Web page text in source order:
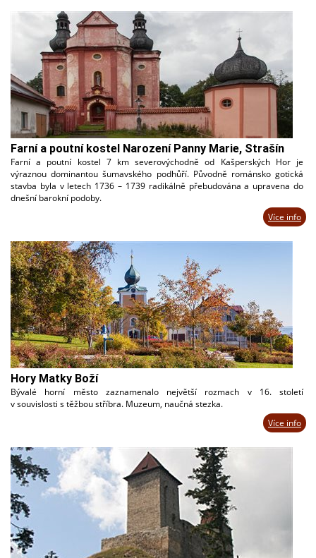
Farní a poutní kostel Narození Panny Marie, Strašín
Farní a poutní kostel 7 km severovýchodně od Kašperských Hor je
výraznou dominantou šumavského podhůří. Původně románsko gotická
stavba byla v letech 1736 – 1739 radikálně přebudována a upravena do
dnešní barokní podoby.
Více info
Hory Matky Boží
Bývalé horní město zaznamenalo největší rozmach v 16. století
v souvislosti s těžbou stříbra. Muzeum, naučná stezka.
Více info